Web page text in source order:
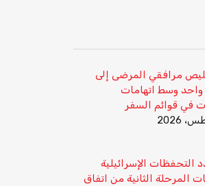
مرافقي المرضى إلى
وسط اتهامات
في قوائم السفر
التحفظات الإسرائيلية
المرحلة الثانية من اتفاق